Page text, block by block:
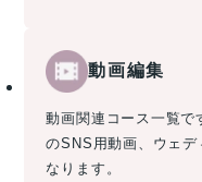
動画編集
動画関連コース一覧で
のSNS用動画、ウェ
なります。